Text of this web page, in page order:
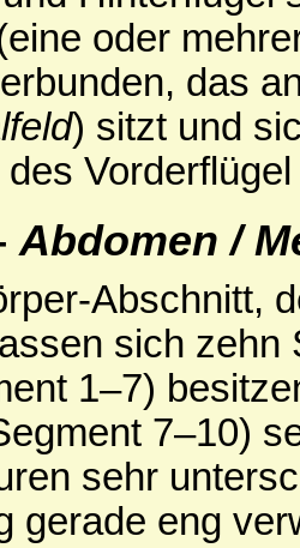
oder
das
) sitzt und
Abdomen /
Abschnitt,
sich zehn
1–7)
7–10)
sehr
gerade eng